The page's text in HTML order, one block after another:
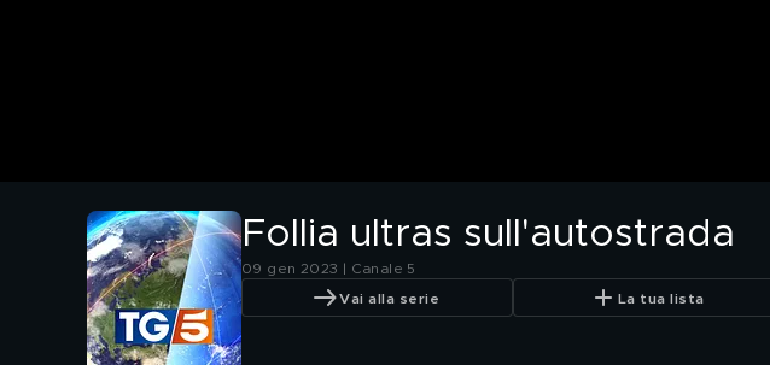
Follia ultras sull'autostrada
09 gen 2023 | Canale 5
Vai alla serie La tua lista